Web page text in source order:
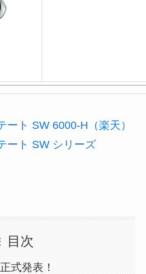
ート SW 6000-H（楽天）
ート SW シリーズ
目次
式発表！